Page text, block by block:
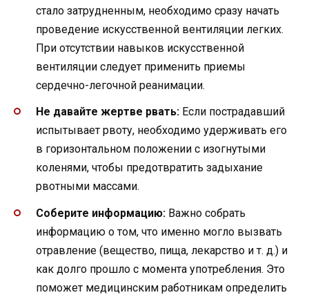
стало затрудненным, необходимо сразу начать
проведение искусственной вентиляции легких.
При отсутствии навыков искусственной
вентиляции следует применить приемы
сердечно-легочной реанимации.
Не давайте жертве рвать: Если пострадавший
испытывает рвоту, необходимо удерживать его
в горизонтальном положении с изогнутыми
коленями, чтобы предотвратить задыхание
рвотными массами.
Соберите информацию: Важно собрать
информацию о том, что именно могло вызвать
отравление (вещество, пища, лекарство и т. д.) и
как долго прошло с момента употребления. Это
поможет медицинским работникам определить